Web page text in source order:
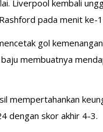
Liverpool kembali
pada menit ke-
gol
membuatnya
mempertahankan
dengan skor akhir 4-3.